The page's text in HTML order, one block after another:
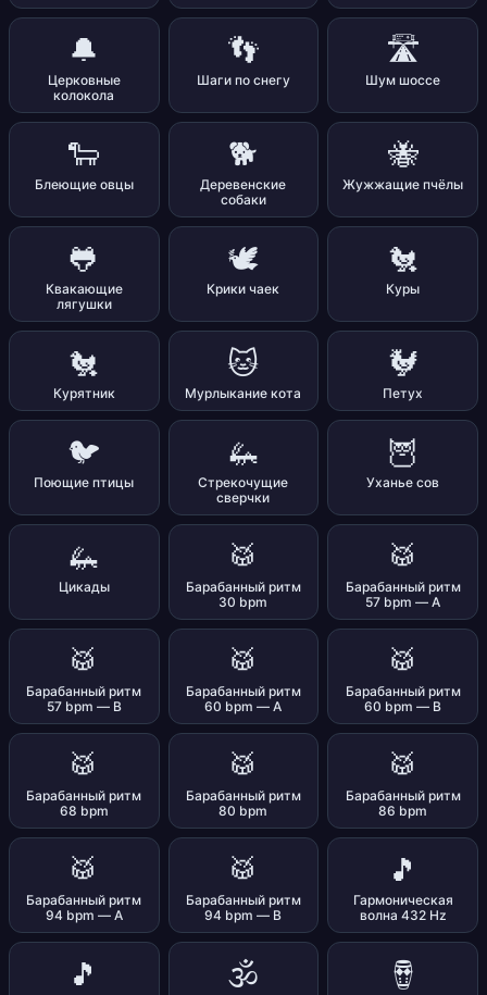
🔔
Церковные
колокола
👣
Шаги по снегу
🛣️
Шум шоссе
🐑
Блеющие овцы
🐕
Деревенские
собаки
🐝
Жужжащие пчёлы
🐸
Квакающие
лягушки
🕊️
Крики чаек
🐔
Куры
🐔
Курятник
🐱
Мурлыкание кота
🐓
Петух
🐦
Поющие птицы
🦗
Стрекочущие
сверчки
🦉
Уханье сов
🦗
Цикады
🥁
Барабанный ритм
30 bpm
🥁
Барабанный ритм
57 bpm — A
🥁
Барабанный ритм
57 bpm — B
🥁
Барабанный ритм
60 bpm — A
🥁
Барабанный ритм
60 bpm — B
🥁
Барабанный ритм
68 bpm
🥁
Барабанный ритм
80 bpm
🥁
Барабанный ритм
86 bpm
🥁
Барабанный ритм
94 bpm — A
🥁
Барабанный ритм
94 bpm — B
🎵
Гармоническая
волна 432 Hz
🎵 🕉️ 🪘